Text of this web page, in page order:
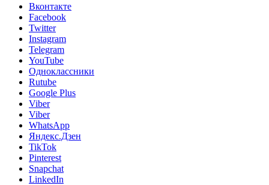
Вконтакте
Facebook
Twitter
Instagram
Telegram
YouTube
Одноклассники
Rutube
Google Plus
Viber
Viber
WhatsApp
Яндекс.Дзен
TikTok
Pinterest
Snapchat
LinkedIn